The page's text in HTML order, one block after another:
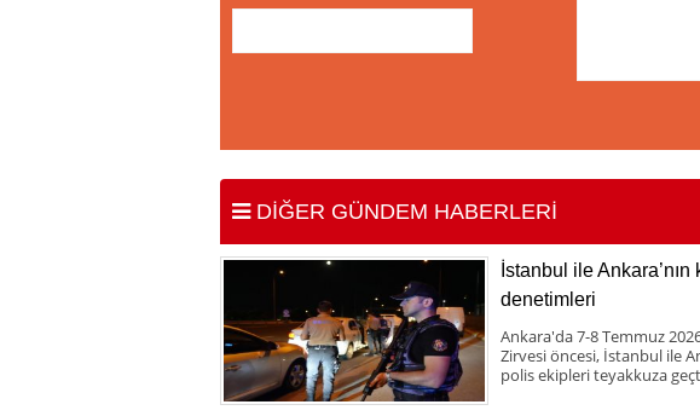
DİĞER GÜNDEM HABERLERİ
İstanbul ile
denetimleri
Ankara'da 7-8 Temmuz
Zirvesi öncesi, İstanbul ile
polis ekipleri teyakkuza